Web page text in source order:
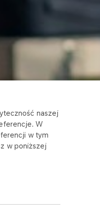
naszej
W
w tym
w poniższej